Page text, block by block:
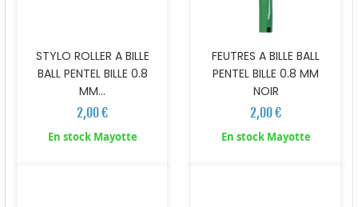
STYLO ROLLER A BILLE
BALL PENTEL BILLE 0.8
MM...
2,00 €
En stock Mayotte
FEUTRES A BILLE BALL
PENTEL BILLE 0.8 MM
NOIR
2,00 €
En stock Mayotte